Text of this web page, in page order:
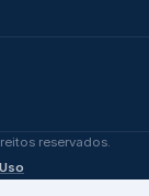
reservados.